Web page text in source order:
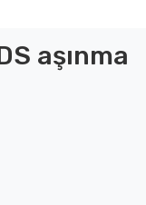
aşınma